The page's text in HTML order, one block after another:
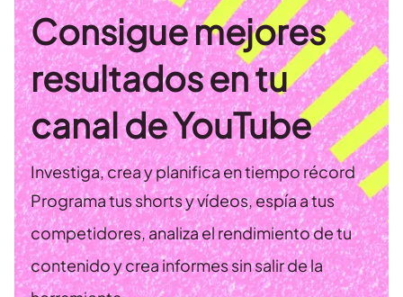
Consigue mejores
resultados en tu
canal de YouTube
Investiga, crea y planifica en tiempo récord
Programa tus shorts y vídeos, espía a tus
competidores, analiza el rendimiento de tu
contenido y crea informes sin salir de la